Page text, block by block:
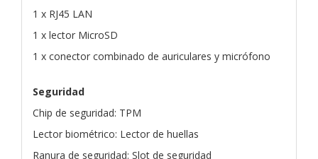
1 x RJ45 LAN
1 x lector MicroSD
1 x conector combinado de auriculares y micrófono
Seguridad
Chip de seguridad: TPM
Lector biométrico: Lector de huellas
Ranura de seguridad: Slot de seguridad